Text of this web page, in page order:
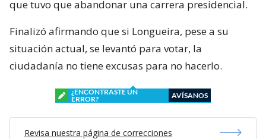
que tuvo que abandonar una carrera presidencial.
Finalizó afirmando que si Longueira, pese a su
situación actual, se levantó para votar, la
ciudadanía no tiene excusas para no hacerlo.
¿ENCONTRASTE UN
ERROR?
AVÍSANOS
Revisa nuestra página de correcciones